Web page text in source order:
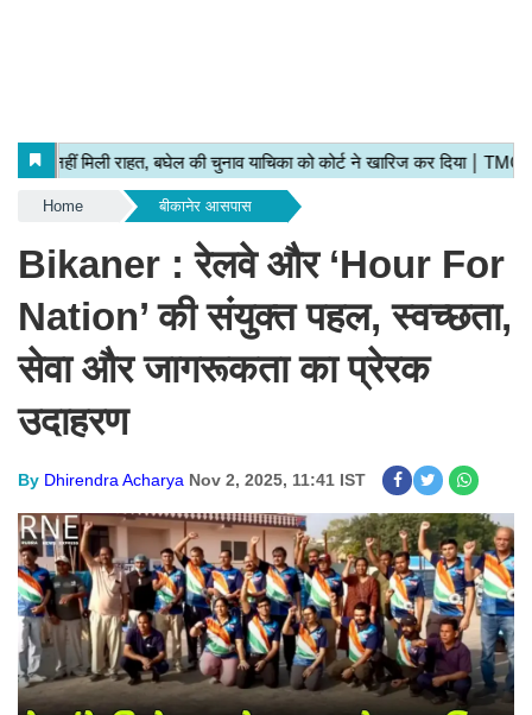
Home बीकानेर आसपास
Bikaner : रेलवे और ‘Hour For
Nation’ की संयुक्त पहल, स्वच्छता,
सेवा और जागरूकता का प्रेरक
उदाहरण
By Dhirendra Acharya Nov 2, 2025, 11:41 IST